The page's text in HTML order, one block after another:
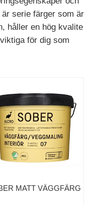
serie färger som är
håller en hög kvalite
för dig som
MATT VÄGGFÄRG